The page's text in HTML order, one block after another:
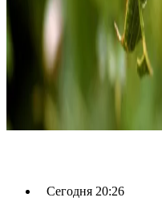
Сегодня 20:26